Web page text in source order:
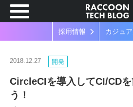
採用情報 カジュ
2018.12.27 開発
CircleCIを導入してCI/CDを
う！